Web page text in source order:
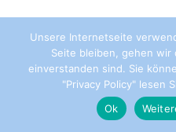
Unsere Internetseite
Seite bleiben, gehen wir
einverstanden sind. Sie
"Privacy Policy" lesen
Ok